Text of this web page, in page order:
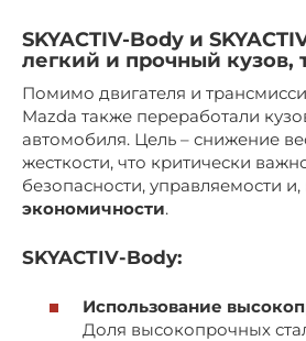
SKYACTIV-Body и
легкий и прочный кузов,
Помимо двигателя и
Mazda также переработали
автомобиля. Цель – снижение
жесткости, что критически
безопасности, управляемости
экономичности.
SKYACTIV-Body:
Использование
Доля высокопрочных